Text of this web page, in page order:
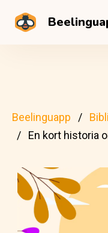
Beelinguapp
En kort historia